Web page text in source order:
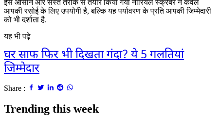
इस आसान और सस्ते तरीके से तैयार किया गया नारियल स्क्रबर न केवल
आपकी रसोई के लिए उपयोगी है, बल्कि यह पर्यावरण के प्रति आपकी जिम्मेदारी
को भी दर्शाता है.
यह भी पढ़े
घर साफ फिर भी दिखता गंदा? ये 5 गलतियां
जिम्मेदार
Share :
Trending this week